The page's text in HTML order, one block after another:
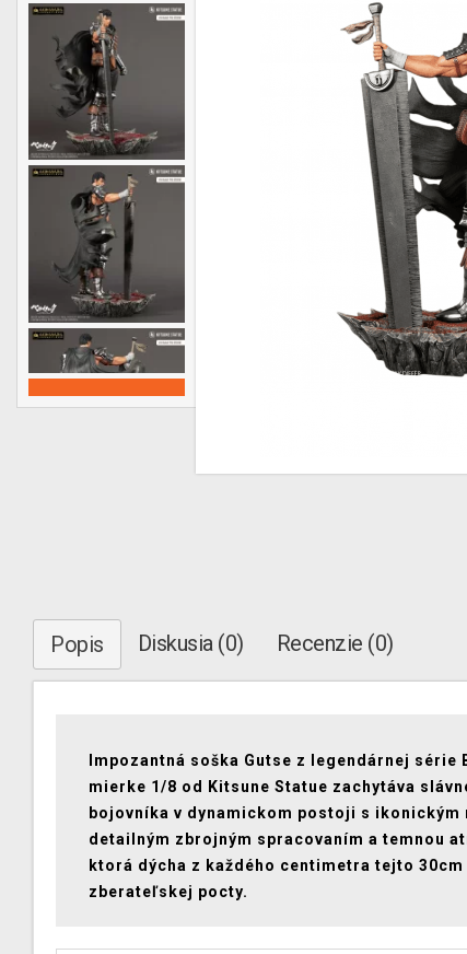
Popis Diskusia (0) Recenzie (0)
Impozantná soška Gutse z legendárnej série
mierke 1/8 od Kitsune Statue zachytáva
bojovníka v dynamickom postoji s ikonickým
detailným zbrojným spracovaním a temnou
ktorá dýcha z každého centimetra tejto 30cm
zberateľskej pocty.